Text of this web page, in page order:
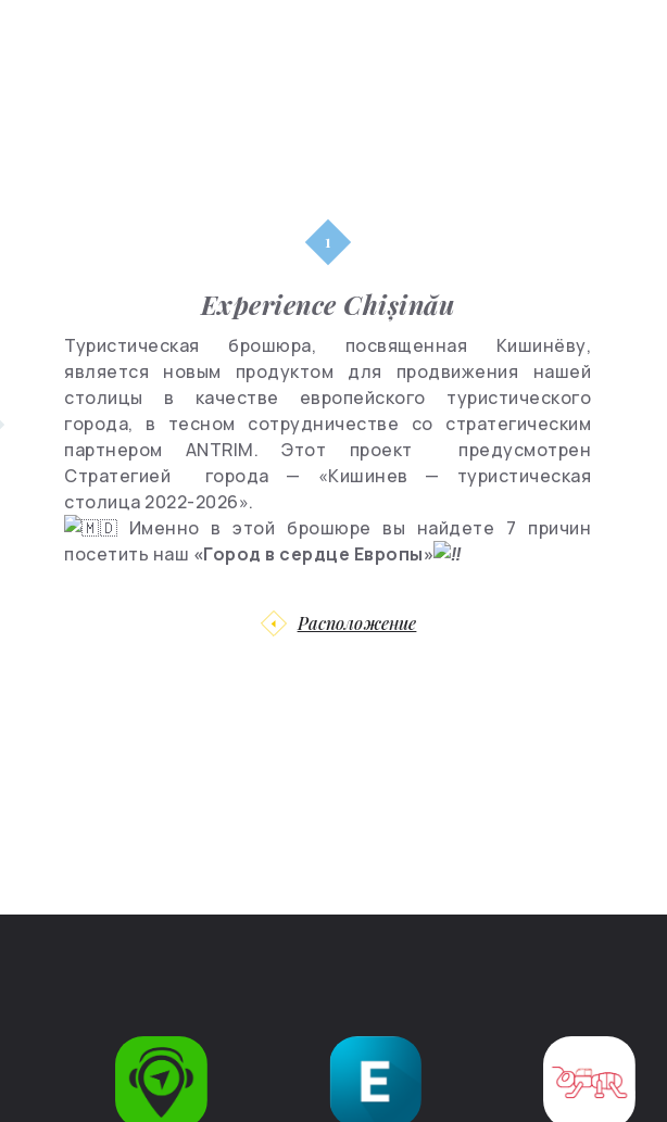
Experience Chișinău
Туристическая брошюра, посвященная Кишинёву,
является новым продуктом для продвижения нашей
столицы в качестве европейского туристического
города, в тесном сотрудничестве со стратегическим
партнером ANTRIM. Этот проект предусмотрен
Стратегией города — «Кишинев — туристическая
столица 2022-2026».
Именно в этой брошюре вы найдете 7 причин
посетить наш «Город в сердце Европы»
Расположение